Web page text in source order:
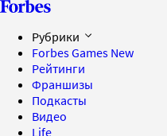
Рубрики
Forbes Games New
Рейтинги
Франшизы
Подкасты
Видео
Life